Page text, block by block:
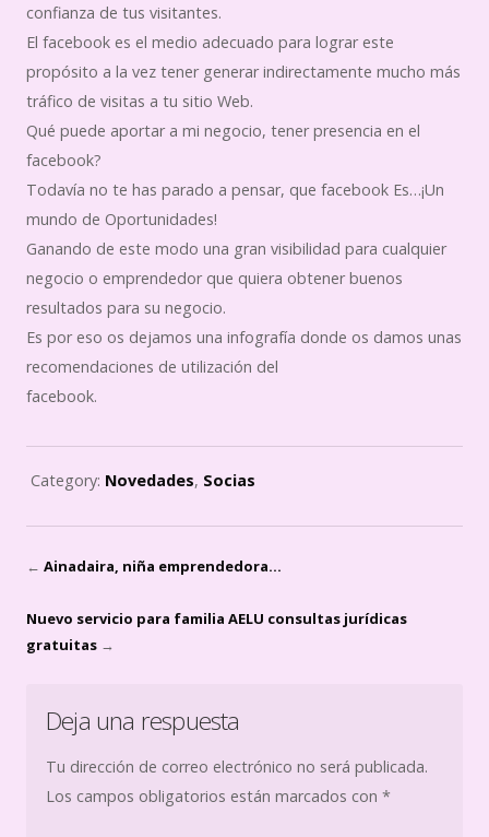
confianza de tus visitantes.
El facebook es el medio adecuado para lograr este
propósito a la vez tener generar indirectamente mucho más
tráfico de visitas a tu sitio Web.
Qué puede aportar a mi negocio, tener presencia en el
facebook?
Todavía no te has parado a pensar, que facebook Es…¡Un
mundo de Oportunidades!
Ganando de este modo una gran visibilidad para cualquier
negocio o emprendedor que quiera obtener buenos
resultados para su negocio.
Es por eso os dejamos una infografía donde os damos unas
recomendaciones de utilización del
facebook.
Category: Novedades, Socias
← Ainadaira, niña emprendedora…
Nuevo servicio para familia AELU consultas jurídicas
gratuitas →
Deja una respuesta
Tu dirección de correo electrónico no será publicada.
Los campos obligatorios están marcados con *